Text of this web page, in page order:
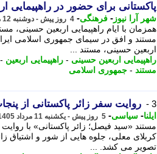
پاکستانی برای حضور در راهپیمایی
شهر آرا نیوز - فرهنگی- 4 روز پیش - دوشنبه 12 مرداد 1405، 14:02
همزمان با ایام راهپیمایی اربعین حسینی،
مستند و افق در سیمای جمهوری اسلامی
اربعین حسینی، مستند ...
راهپیمایی اربعین حسینی - راهپیمایی اربعین -
مستند - جمهوری اسلامی
3 - روایت سفر زائر پاکستانی از
ایلنا- سیاسی- 5 روز پیش - یکشنبه 11 مرداد 1405، 13:22
مستند «سید فیصل؛ زائر پاکستانی» با
کربلای معلی، جلوه هایی از شور و اشتیاق
تصویر می کشد. ...